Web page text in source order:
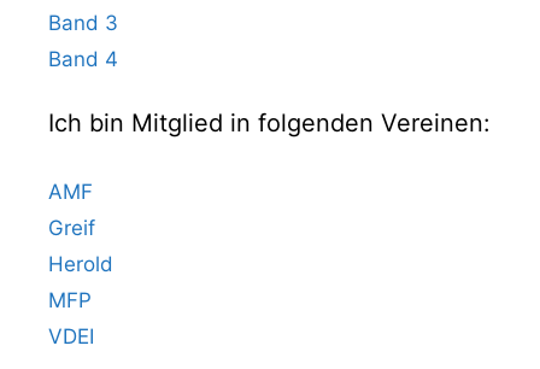
Band 3
Band 4
Ich bin Mitglied in folgenden Vereinen:
AMF
Greif
Herold
MFP
VDEI